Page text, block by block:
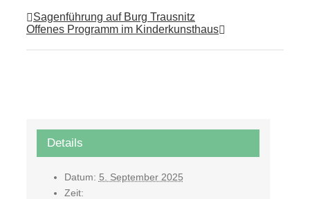
Sagenführung auf Burg Trausnitz
Offenes Programm im Kinderkunsthaus
Details
Datum: 5. September 2025
Zeit: